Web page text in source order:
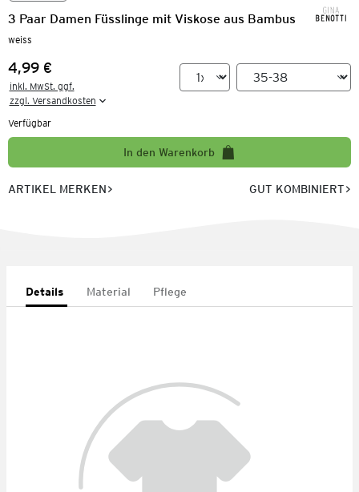
3 Paar Damen Füsslinge mit Viskose aus Bambus
weiss
Preis:
4,99 €
inkl. MwSt. ggf.
zzgl. Versandkosten
Verfügbar
In den Warenkorb
ARTIKEL MERKEN GUT KOMBINIERT
Details Material Pflege